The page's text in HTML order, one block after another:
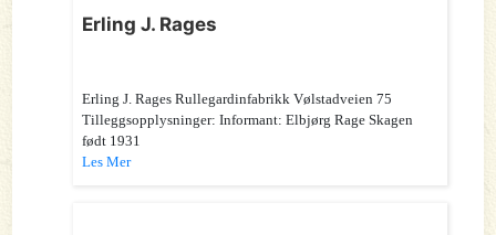
Erling J. Rages
Erling J. Rages Rullegardinfabrikk Vølstadveien 75
Tilleggsopplysninger: Informant: Elbjørg Rage Skagen
født 1931
Les Mer